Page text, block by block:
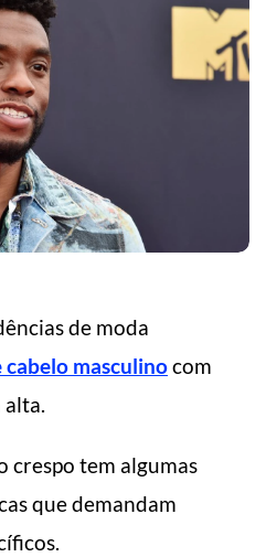
de moda
cabelo masculinocom
alta.
crespo tem algumas
que demandam